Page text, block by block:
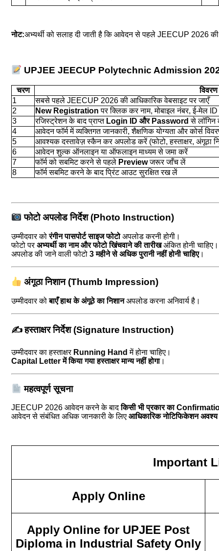
नोट:अभ्यर्थी को सलाह दी जाती है कि आवेदन से पहले JEECUP 2026
UPJEE JEECUP Polytechnic Admission
चरण
विवरण
1
सबसे पहले JEECUP 2026 की आधिकारिक वेबसाइट पर जाएँ
2
New Registration पर क्लिक कर नाम, मोबाइल नंबर, ई-मेल
3
रजिस्ट्रेशन के बाद प्राप्त Login ID और Password से लॉगिन
4
आवेदन फॉर्म में व्यक्तिगत जानकारी, शैक्षणिक योग्यता और कोर्स
5
आवश्यक दस्तावेज़ स्कैन कर अपलोड करें (फोटो, हस्ताक्षर, अंगूठा
6
आवेदन शुल्क ऑनलाइन या ऑफलाइन माध्यम से जमा करें
7
फॉर्म को सबमिट करने से पहले Previewजरूर जाँच लें
8
फॉर्म सबमिट करने के बाद प्रिंट आउट सुरक्षित रख लें
फोटो अपलोड निर्देश (Photo Instruction)
उम्मीदवार कोरंगीन पासपोर्ट साइज फोटोअपलोड करनी होगी।
फोटो परअभ्यर्थी का नाम और फोटो खिंचवाने की तारीखअंकित होनी चाहिए।
अपलोड की जाने वाली फोटो 3 महीने से अधिक पुरानी नहीं होनी चाहिए।
अंगूठा निशान (Thumb Impression)
उम्मीदवार कोबाएँ हाथ के अंगूठे का निशानअपलोड करना अनिवार्य है।
✍️हस्ताक्षर निर्देश (Signature Instruction)
उम्मीदवार का हस्ताक्षर Running Hand में होना चाहिए।
Capital Letter में किया गया हस्ताक्षर मान्य नहीं होगा।
महत्वपूर्ण सूचना
JEECUP 2026 आवेदन करने के बादकिसी भी प्रकार का
आवेदन से संबंधित अधिक जानकारी के लिए आधिकारिक नोटिफिकेशन
Important
Apply Online
Apply Online for UPJEE Post
Diploma in Industrial Safety Only